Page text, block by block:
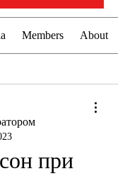
Members About
при